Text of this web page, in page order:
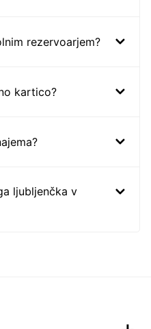
rezervoarjem?
kartico?
ljubljenčka v